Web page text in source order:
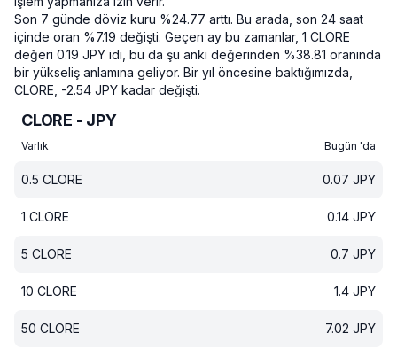
Son 7 günde döviz kuru %24.77 arttı. Bu arada, son 24 saat
içinde oran %7.19 değişti. Geçen ay bu zamanlar, 1 CLORE
değeri 0.19 JPY idi, bu da şu anki değerinden %38.81 oranında
bir yükseliş anlamına geliyor. Bir yıl öncesine baktığımızda,
CLORE, -2.54 JPY kadar değişti.
CLORE - JPY
Varlık Bugün 'da
0.5 CLORE 0.07 JPY
1 CLORE 0.14 JPY
5 CLORE 0.7 JPY
10 CLORE 1.4 JPY
50 CLORE 7.02 JPY